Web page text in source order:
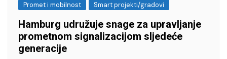
Promet i mobilnost Smart projekti/gradovi
Hamburg udružuje snage za upravljanje
prometnom signalizacijom sljedeće
generacije